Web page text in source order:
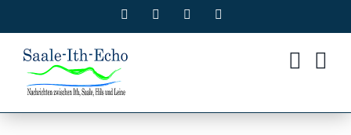
Inhalt
springen
Facebook Instagram